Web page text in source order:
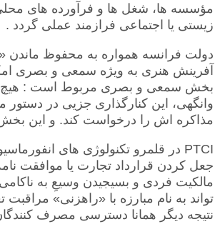
مؤسسه ها، شغل ها و فرآورده های
زیستی یا اجتماعی فرازمند عملی گردد .
دولت فرانسه همواره به محفوظ ماندن
آفرینش هنری به ویژه سمعی و بصری
بخش سمعی و بصری مربوط است : هیچ
وانگهی، این کنارگذاری جزیی در
مذاکره اش را درخواست کند. و این بخش
PTCI در قلمرو تکنولوژی های
جعل کردن قرارداد تجارت یا موافقت
تواند به نام مبارزه با «راهزنی»
نتیجه دیگر همانا دسترسی مصرف